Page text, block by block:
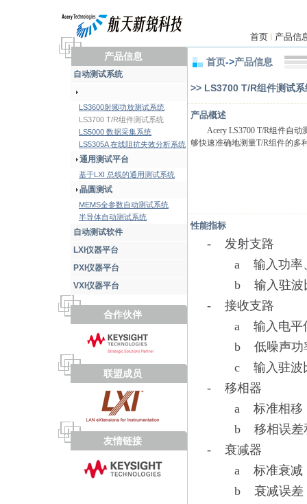
首页 | 产品信
产品信息
自动测试系统
LS3600射频功放测试系统
LS3700 T/R组件测试系统
LS5000 数据采集系统
LS5305A 在线阻抗失效分析系统
通用测试平台
基于LXI 总线的通用测试系统
晶圆测试
MEMS全参数自动测试系统
半导体自动测试系统
自动测试软件
LXI仪器平台
PXI仪器平台
VXI仪器平台
合作伙伴
联盟成员
友情链接
首页->产品信息
>> LS3700 T/R组件测试系
产品概述
Acery LS3700 T/R组件自
够快速准确地测量T/R组件的多
性能指标
- 发射支路
a 输入功率、
b 输入驻波比
- 接收支路
a 输入电平
b 低噪声功率
c 输入驻波比
- 移相器
a 标准相移
b 移相误差和
- 衰减器
a 标准衰减
b 衰减误差